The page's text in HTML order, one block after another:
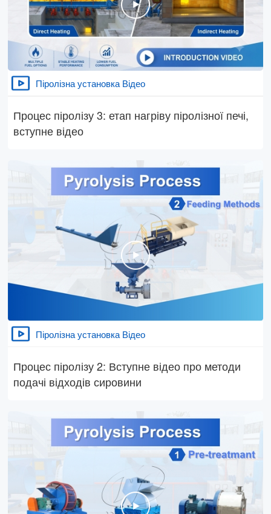
Піролізна установка Відео
Процес піролізу 3: етап нагріву піролізної печі,
вступне відео
Піролізна установка Відео
Процес піролізу 2: Вступне відео про методи
подачі відходів сировини